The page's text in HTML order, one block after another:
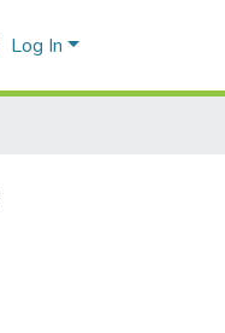
Log In